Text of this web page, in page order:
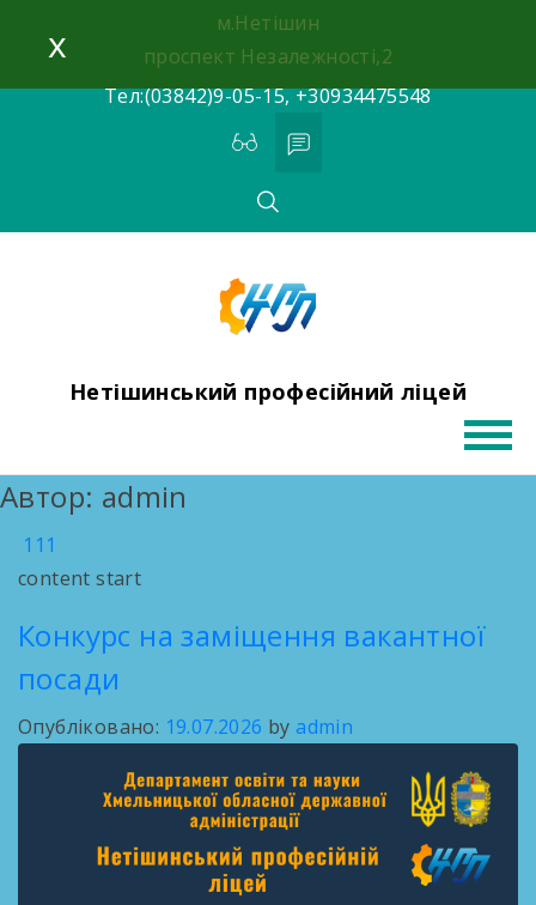
content
м.Нетішин
проспект Незалежності,2
Тел:(03842)9-05-15, +30934475548
Нетішинський професійний ліцей
Автор: admin
111
content start
Конкурс на заміщення вакантної
посади
Опубліковано: 19.07.2026 by admin
x